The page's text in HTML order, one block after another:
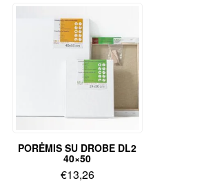
PORĖMIS SU DROBE DL2
40×50
€13,26